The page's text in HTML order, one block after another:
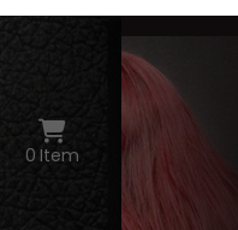
0 Item